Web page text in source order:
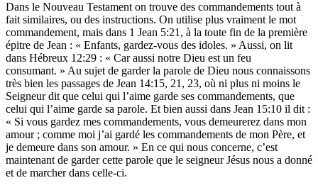
Dans le Nouveau Testament on trouve des commandements tout à
fait similaires, ou des instructions. On utilise plus vraiment le mot
commandement, mais dans 1 Jean 5:21, à la toute fin de la première
épitre de Jean : « Enfants, gardez-vous des idoles. » Aussi, on lit
dans Hébreux 12:29 : « Car aussi notre Dieu est un feu
consumant. » Au sujet de garder la parole de Dieu nous connaissons
très bien les passages de Jean 14:15, 21, 23, où ni plus ni moins le
Seigneur dit que celui qui l’aime garde ses commandements, que
celui qui l’aime garde sa parole. Et bien aussi dans Jean 15:10 il dit :
« Si vous gardez mes commandements, vous demeurerez dans mon
amour ; comme moi j’ai gardé les commandements de mon Père, et
je demeure dans son amour. » En ce qui nous concerne, c’est
maintenant de garder cette parole que le seigneur Jésus nous a donné
et de marcher dans celle-ci.